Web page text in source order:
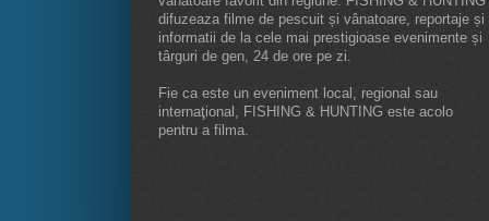
difuzeaza filme de pescuit și vânatoare, reportaje și
informatii de la cele mai prestigioase evenimente și
târguri de gen, 24 de ore pe zi.
Fie ca este un eveniment local, regional sau
internaţional, FISHING & HUNTING este acolo
pentru a filma.